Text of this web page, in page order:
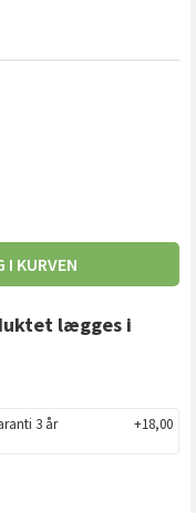
I KURVEN
lægges i
3 år +18,00